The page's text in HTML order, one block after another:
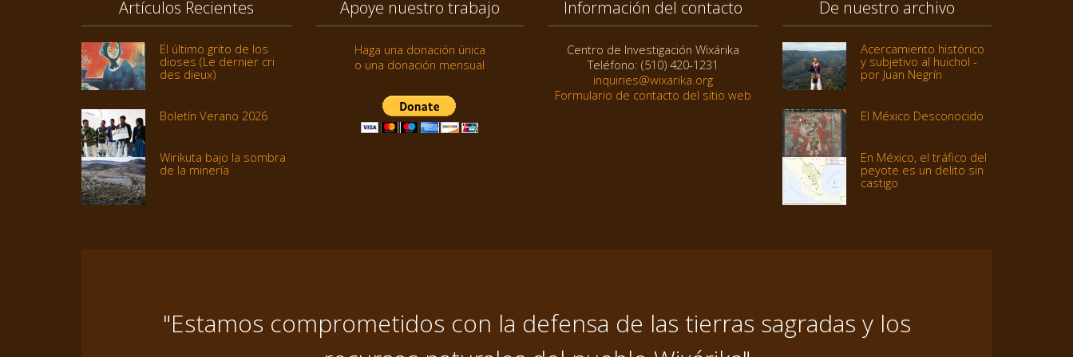
Artículos Recientes
El último grito de los
dioses (Le dernier cri
des dieux)
Boletín Verano 2026
Wirikuta bajo la sombra
de la minería
Apoye nuestro trabajo
Haga una donación única
o una donación mensual
Información del contacto
Centro de Investigación Wixárika
Teléfono: (510) 420-1231
inquiries@wixarika.org
Formulario de contacto del sitio web
De nuestro archivo
Acercamiento histórico
y subjetivo al huichol -
por Juan Negrín
El México Desconocido
En México, el tráfico del
peyote es un delito sin
castigo
"Estamos comprometidos con la defensa de las tierras sagradas y los